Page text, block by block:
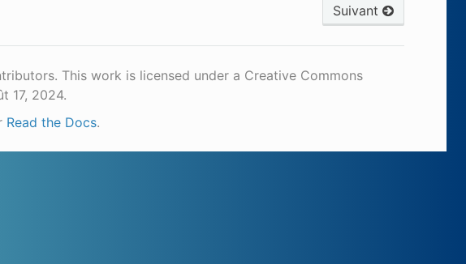
Suivant
This work is licensed under a Creative Commons
17, 2024.
Read the Docs.